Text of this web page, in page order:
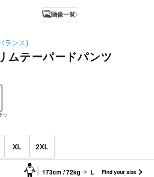
画像一覧
ランス)
ムテーパードパンツ
ッ
XL 2XL
173cm / 72kg L Find your size